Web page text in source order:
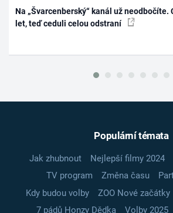
Na „Švarcenberský“ kanál už neodbočíte.
let, teď ceduli celou odstraní
Populární témata
Jak zhubnout Nejlepší filmy 2024
TV program
Změna času
Kdy budou volby
ZOO Nové začátky
7 pádů Honzy Dědka
Volby 2025